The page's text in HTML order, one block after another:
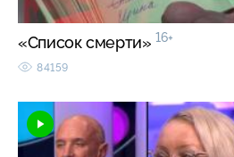
«Список смерти» 16+
84159